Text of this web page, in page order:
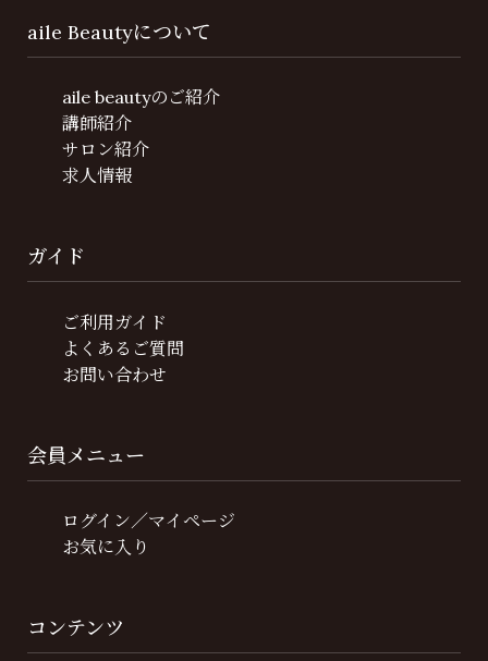
aile Beautyについて
aile beautyのご紹介
講師紹介
サロン紹介
求人情報
ガイド
ご利用ガイド
よくあるご質問
お問い合わせ
会員メニュー
ログイン／マイページ
お気に入り
コンテンツ